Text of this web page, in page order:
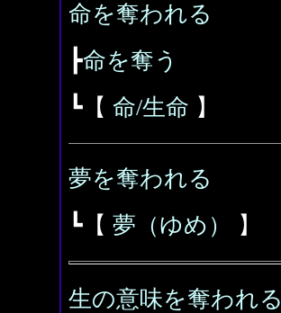
命を奪われる
┣命を奪う
┗【 命/生命 】
夢を奪われる
┗【 夢（ゆめ） 】
生の意味を奪われる